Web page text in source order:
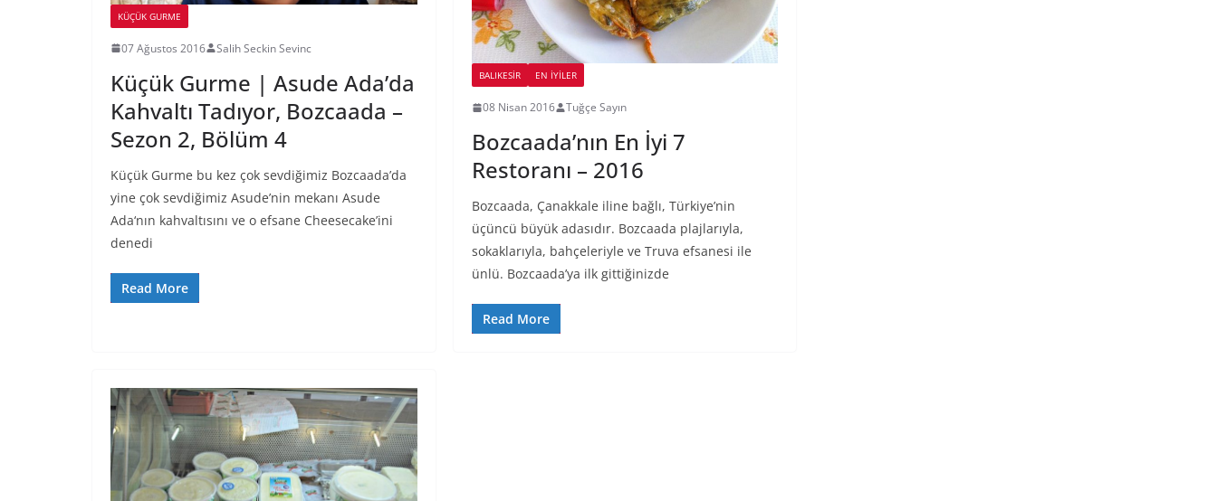
KÜÇÜK GURME
07 Ağustos 2016 Salih Seckin Sevinc
Küçük Gurme | Asude Ada’da
Kahvaltı Tadıyor, Bozcaada –
Sezon 2, Bölüm 4
Küçük Gurme bu kez çok sevdiğimiz Bozcaada’da
yine çok sevdiğimiz Asude’nin mekanı Asude
Ada‘nın kahvaltısını ve o efsane Cheesecake’ini
denedi
Read More
BALIKESIR EN İYILER
08 Nisan 2016 Tuğçe Sayın
Bozcaada’nın En İyi 7
Restoranı – 2016
Bozcaada, Çanakkale iline bağlı, Türkiye’nin
üçüncü büyük adasıdır. Bozcaada plajlarıyla,
sokaklarıyla, bahçeleriyle ve Truva efsanesi ile
ünlü. Bozcaada’ya ilk gittiğinizde
Read More